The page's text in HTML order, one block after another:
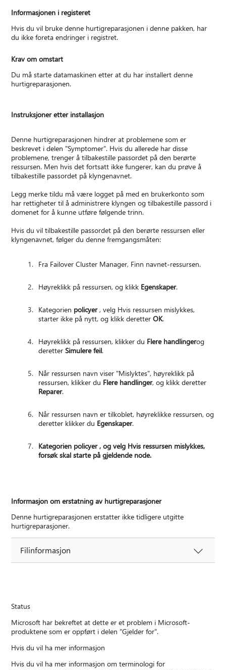
Informasjonen i registeret
Hvis du vil bruke denne hurtigreparasjonen i denne pakken, har
du ikke foreta endringer i registret.
Krav om omstart
Du må starte datamaskinen etter at du har installert denne
hurtigreparasjonen.
Instruksjoner etter installasjon
Denne hurtigreparasjonen hindrer at problemene som er
beskrevet i delen "Symptomer". Hvis du allerede har disse
problemene, trenger å tilbakestille passordet på den berørte
ressursen. Men hvis det fortsatt ikke fungerer, kan du prøve å
tilbakestille passordet på klyngenavnet.
Legg merke tildu må være logget på med en brukerkonto som
har rettigheter til å administrere klyngen og tilbakestille passord i
domenet for å kunne utføre følgende trinn.
Hvis du vil tilbakestille passordet på den berørte ressursen eller
klyngenavnet, følger du denne fremgangsmåten:
Fra Failover Cluster Manager, Finn navnet-ressursen.
Høyreklikk på ressursen, og klikk Egenskaper.
Kategorien policyer, velg Hvis ressursen mislykkes,
starter ikke på nytt, og klikk deretterOK.
Høyreklikk på ressursen, klikker du Flere handlingerog
deretterSimulere feil.
Når ressursen navn viser "Mislyktes", høyreklikk på
ressursen, klikker du Flere handlinger, og klikk deretter
Reparer.
Når ressursen navn er tilkoblet, høyreklikke ressursen, og
deretter klikker du Egenskaper.
Kategorien policyer, og velg Hvis ressursen mislykkes,
forsøk skal starte på gjeldende node.
Informasjon om erstatning av hurtigreparasjoner
Denne hurtigreparasjonen erstatter ikke tidligere utgitte
hurtigreparasjoner.
Filinformasjon
Status
Microsoft har bekreftet at dette er et problem i Microsoft-
produktene som er oppført i delen "Gjelder for".
Hvis du vil ha mer informasjon
Hvis du vil ha mer informasjon om terminologi for